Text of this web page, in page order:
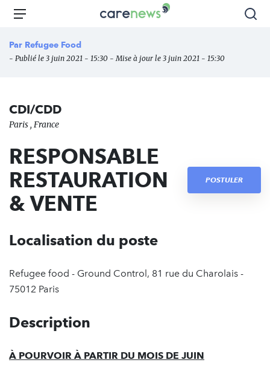
Aller
principal
Carenews,
des
Menu
Par Refugee Food
- Publié le 3 juin 2021 - 15:30 - Mise à jour le 3 juin 2021 - 15:30
CDI/CDD
Paris , France
RESPONSABLE
RESTAURATION
& VENTE
POSTULER
Localisation du poste
Refugee food - Ground Control, 81 rue du Charolais -
75012 Paris
Description
À POURVOIR À PARTIR DU MOIS DE JUIN